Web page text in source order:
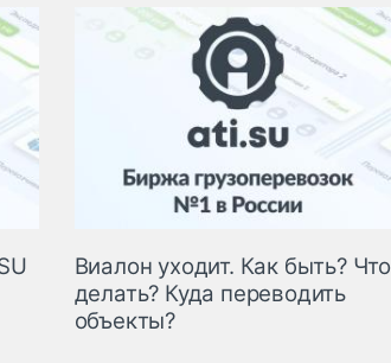
Виалон уходит. Как быть? Что
делать? Куда переводить
объекты?